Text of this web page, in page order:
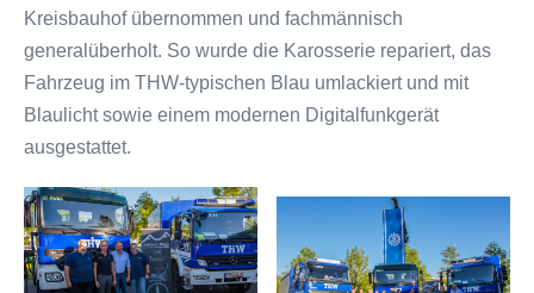
Kreisbauhof übernommen und fachmännisch
generalüberholt. So wurde die Karosserie repariert, das
Fahrzeug im THW-typischen Blau umlackiert und mit
Blaulicht sowie einem modernen Digitalfunkgerät
ausgestattet.